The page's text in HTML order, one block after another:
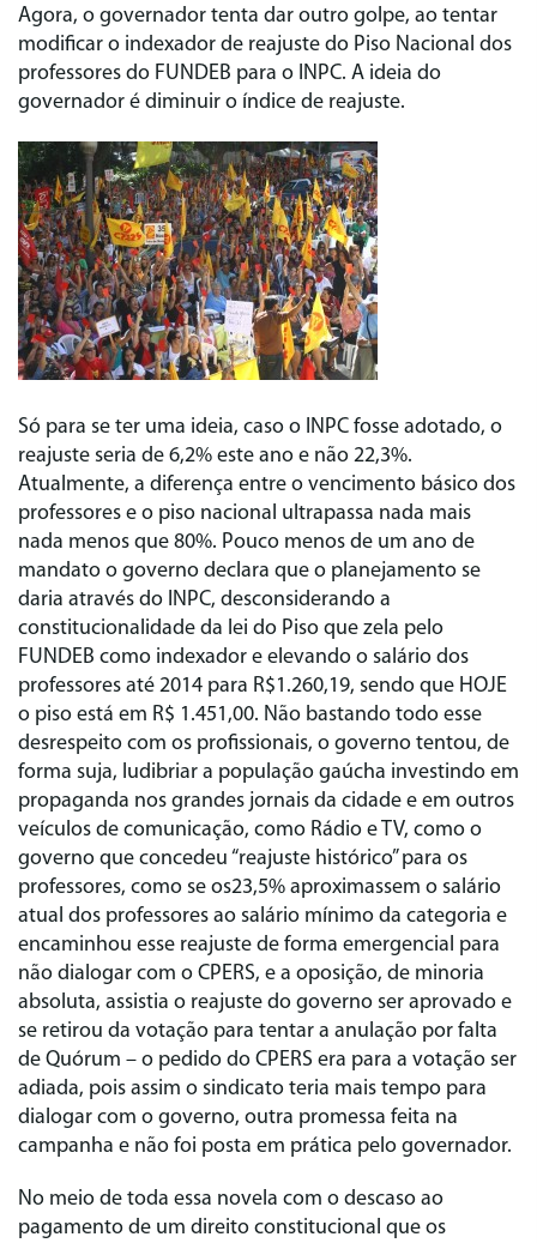
Agora, o governador tenta dar outro golpe, ao tentar
modificar o indexador de reajuste do Piso Nacional dos
professores do FUNDEB para o INPC. A ideia do
governador é diminuir o índice de reajuste.
Só para se ter uma ideia, caso o INPC fosse adotado, o
reajuste seria de 6,2% este ano e não 22,3%.
Atualmente, a diferença entre o vencimento básico dos
professores e o piso nacional ultrapassa nada mais
nada menos que 80%. Pouco menos de um ano de
mandato o governo declara que o planejamento se
daria através do INPC, desconsiderando a
constitucionalidade da lei do Piso que zela pelo
FUNDEB como indexador e elevando o salário dos
professores até 2014 para R$1.260,19, sendo que HOJE
o piso está em R$ 1.451,00. Não bastando todo esse
desrespeito com os profissionais, o governo tentou, de
forma suja, ludibriar a população gaúcha investindo em
propaganda nos grandes jornais da cidade e em outros
veículos de comunicação, como Rádio e TV, como o
governo que concedeu “reajuste histórico” para os
professores, como se os23,5% aproximassem o salário
atual dos professores ao salário mínimo da categoria e
encaminhou esse reajuste de forma emergencial para
não dialogar com o CPERS, e a oposição, de minoria
absoluta, assistia o reajuste do governo ser aprovado e
se retirou da votação para tentar a anulação por falta
de Quórum – o pedido do CPERS era para a votação ser
adiada, pois assim o sindicato teria mais tempo para
dialogar com o governo, outra promessa feita na
campanha e não foi posta em prática pelo governador.
No meio de toda essa novela com o descaso ao
pagamento de um direito constitucional que os